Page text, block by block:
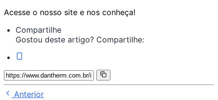
Acesse o nosso site e nos conheça!
Compartilhe
Gostou deste artigo? Compartilhe:
Anterior